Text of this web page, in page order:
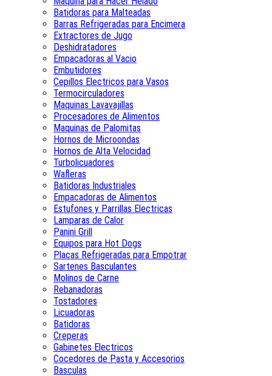
Batidoras para Malteadas
Barras Refrigeradas para Encimera
Extractores de Jugo
Deshidratadores
Empacadoras al Vacio
Embutidores
Cepillos Electricos para Vasos
Termocirculadores
Maquinas Lavavajillas
Procesadores de Alimentos
Maquinas de Palomitas
Hornos de Microondas
Hornos de Alta Velocidad
Turbolicuadores
Wafleras
Batidoras Industriales
Empacadoras de Alimentos
Estufones y Parrillas Electricas
Lamparas de Calor
Panini Grill
Equipos para Hot Dogs
Placas Refrigeradas para Empotrar
Sartenes Basculantes
Molinos de Carne
Rebanadoras
Tostadores
Licuadoras
Batidoras
Creperas
Gabinetes Electricos
Cocedores de Pasta y Accesorios
Basculas